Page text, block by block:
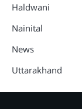
Haldwani
Nainital
News
Uttarakhand